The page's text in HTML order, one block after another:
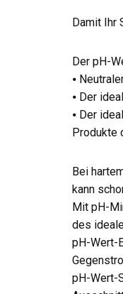
Damit Ihr
Der pH-
⦁
⦁ Der
⦁ Der
Produkte
Bei
kann
Mit pH-
des
pH-Wert-
pH-Wert-